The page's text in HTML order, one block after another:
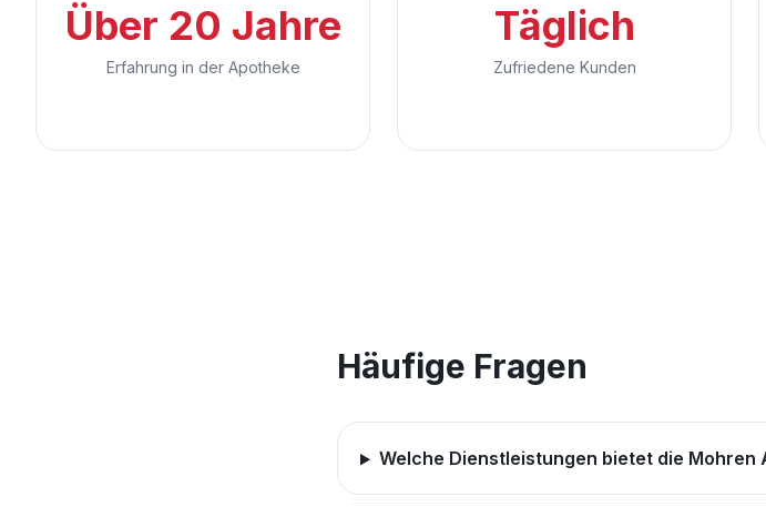
Über 20 Jahre
Erfahrung in der Apotheke
Täglich
Zufriedene Kunden
Häufige Fragen
Welche Dienstleistungen bietet die Mohren